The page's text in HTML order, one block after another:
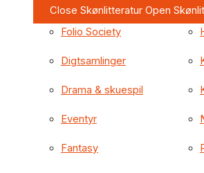
Close Skønlitteratur Open
Folio Society
Digtsamlinger
Drama & skuespil
Eventyr
Fantasy